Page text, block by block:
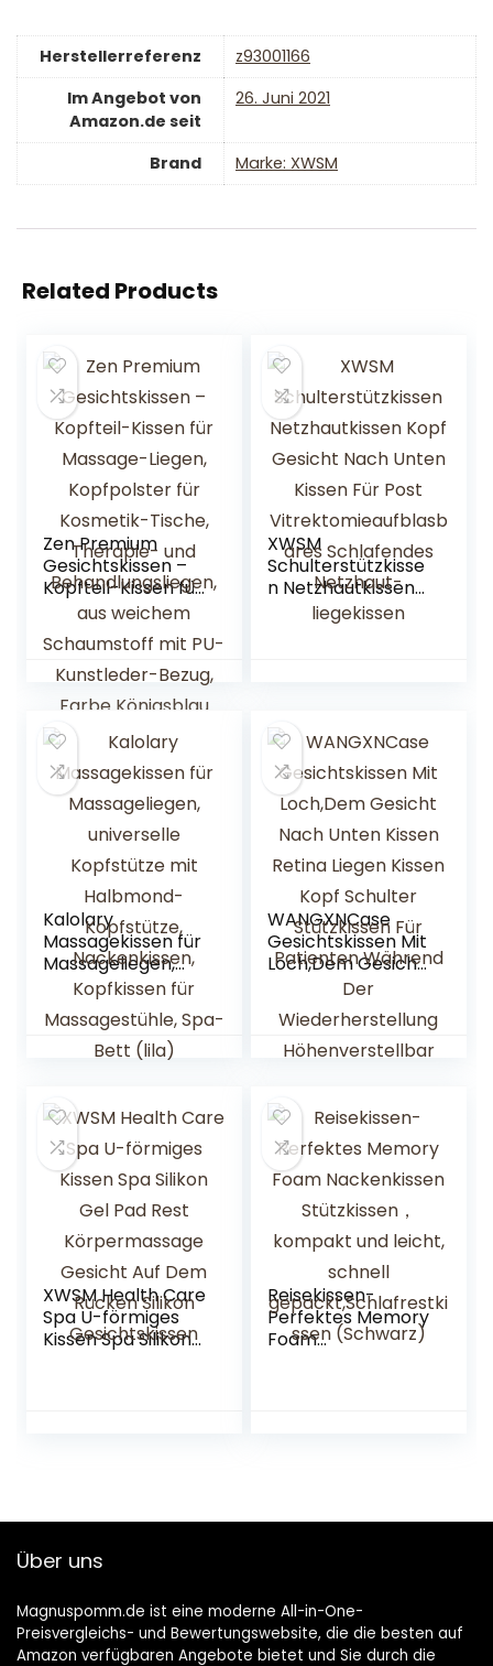
Herstellerreferenz
z93001166
Im Angebot von
Amazon.de seit
26. Juni 2021
Brand Marke: XWSM
Related Products
Zen Premium
Gesichtskissen –
Kopfteil-Kissen für
Massage-Liegen,
Kopfpolster für
Kosmetik-Tische,
Therapie- und
Behandlungsliegen
Schaumstoff mit
PU-Kunstleder-
Bezug, Farbe
Königsblau
XWSM
Schulterstützkisse
n Netzhautkissen
Kopf Gesicht Nach
Unten Kissen Für
Netzhaut-
liegekissen
Kalolary
Massagekissen für
Massageliegen,
universelle
Kopfstütze mit
Halbmond-
Kopfstütze,
Massagestühle,
Spa-Bett (lila)
WANGXNCase
Gesichtskissen Mit
Loch,Dem Gesicht
Nach Unten Kissen
Retina Liegen
Kissen Kopf
Schulter
Während Der
Wiederherstellung
Höhenverstellbar
XWSM Health Care
Spa U-förmiges
Kissen Spa Silikon
Reisekissen-
Perfektes Memory
Foam
Über uns
Magnuspomm.de ist eine moderne All-in-One-
Preisvergleichs- und Bewertungswebsite, die die besten auf
Amazon verfügbaren Angebote bietet und Sie durch die